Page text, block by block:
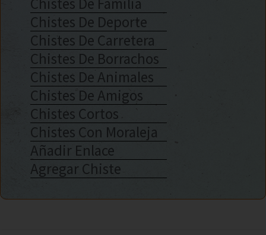
Chistes De Deporte
Chistes De Carretera
Chistes De Borrachos
Chistes De Animales
Chistes De Amigos
Chistes Cortos
Chistes Con Moraleja
Añadir Enlace
Agregar Chiste